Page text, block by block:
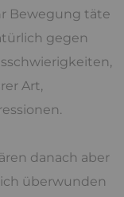
Bewegung täte
gegen
Art,
danach aber
überwunden